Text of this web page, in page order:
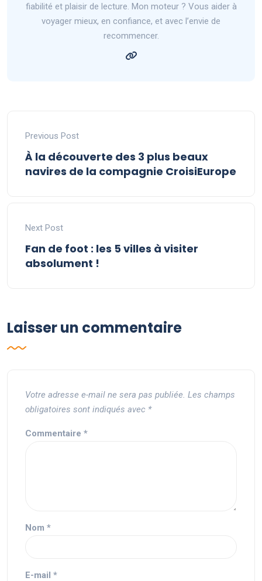
fiabilité et plaisir de lecture. Mon moteur ? Vous aider à
voyager mieux, en confiance, et avec l’envie de
recommencer.
Previous Post
À la découverte des 3 plus beaux
navires de la compagnie CroisiEurope
Next Post
Fan de foot : les 5 villes à visiter
absolument !
Laisser un commentaire
Votre adresse e-mail ne sera pas publiée. Les champs
obligatoires sont indiqués avec *
Commentaire *
Nom *
E-mail *